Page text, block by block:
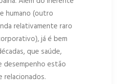
humano (outro
relativamente raro
já é bem
que saúde,
desempenho estão
relacionados.